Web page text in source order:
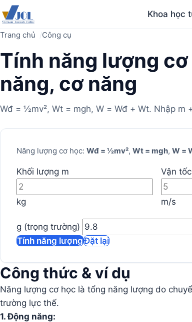
Khoa học
Trang chủ Công cụ
Tính năng lượng
năng, cơ năng
Wđ = ½mv², Wt = mgh, W = Wđ + Wt. Nhập m
Máy
tính
Năng lượng cơ học: Wđ = ½mv², Wt = mgh, W =
Khối lượng m
kg
Vận
m/s
g (trọng trường)
Tính năng lượngĐặt lại
Công thức & ví dụ
Năng lượng cơ học là tổng năng lượng do
trường lực thế.
1. Động năng: